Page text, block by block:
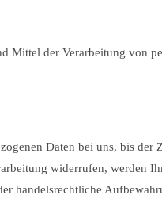
Mittel der Verarbeitung von
Daten bei uns, bis der
widerrufen, werden
handelsrechtliche